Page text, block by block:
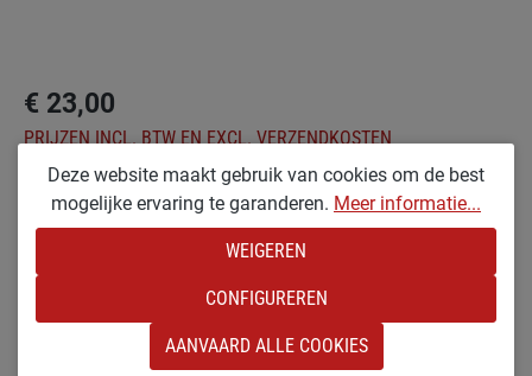
€ 23,00
PRIJZEN INCL. BTW EN EXCL. VERZENDKOSTEN
Selecteer
Optionen
KX [KLEIN &AMP; RUW GELAKT]
Producthoeveelheid: Voer de gewenste
IN DE WINKELMAND
Toevoegen aan verlanglijst
Deze website maakt gebruik van cookies om de best
mogelijke ervaring te garanderen. Meer informatie...
WEIGEREN
CONFIGUREREN
AANVAARD ALLE COOKIES